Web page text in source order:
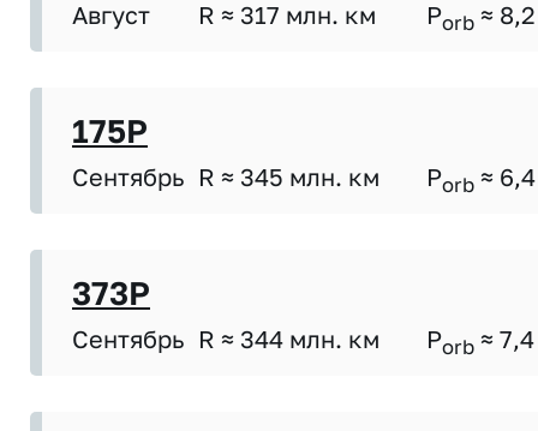
Август R ≈ 317 млн. км Porb ≈ 8,2
175P
Сентябрь R ≈ 345 млн. км Porb ≈ 6,4
373P
Сентябрь R ≈ 344 млн. км Porb ≈ 7,4